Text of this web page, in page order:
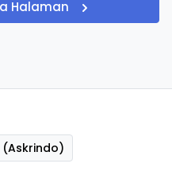
Halaman
(Askrindo)